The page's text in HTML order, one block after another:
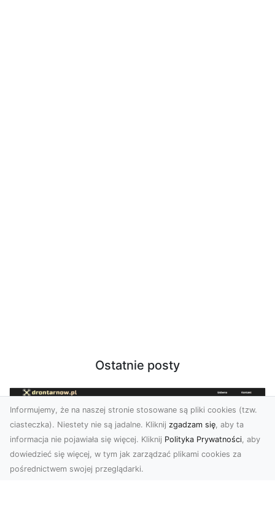
Ostatnie posty
Informujemy, że na naszej stronie stosowane są pliki cookies (tzw.
ciasteczka). Niestety nie są jadalne. Kliknij zgadzam się, aby ta
informacja nie pojawiała się więcej. Kliknij Polityka Prywatności, aby
dowiedzieć się więcej, w tym jak zarządzać plikami cookies za
pośrednictwem swojej przeglądarki.